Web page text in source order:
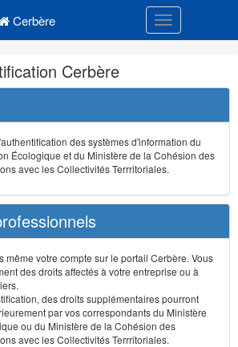
Cerbère Toggle
Cerbère
des systèmes d'information du
Écologique et du Ministère de la Cohésion des
avec les Collectivités Terrritoriales.
même votre compte sur le portail Cerbère. Vous
des droits affectés à votre entreprise ou à
des droits supplémentaires pourront
par vos correspondants du Ministère
ou du Ministère de la Cohésion des
avec les Collectivités Terrritoriales.